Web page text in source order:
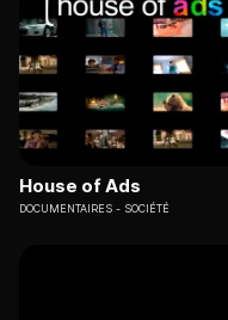
House of Ads
DOCUMENTAIRES SOCIÉTÉ